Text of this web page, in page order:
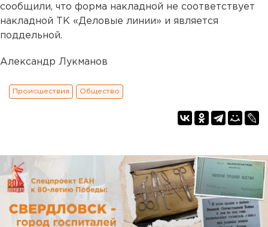
сообщили, что форма накладной не соответствует
накладной ТК «Деловые линии» и является
поддельной.
Александр Лукманов
Происшествия Общество